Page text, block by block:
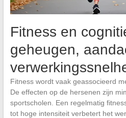
Fitness en
geheugen,
Fitness wordt vaak geassocieerd
De effecten op de hersenen zijn
sportscholen. Een regelmatig
tot hoge intensiteit verbetert het